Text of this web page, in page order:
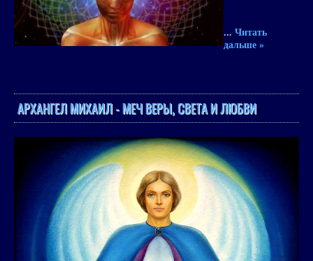
... Читать
дальше »
АРХАНГЕЛ МИХАИЛ - МЕЧ ВЕРЫ, СВЕТА И ЛЮБВИ